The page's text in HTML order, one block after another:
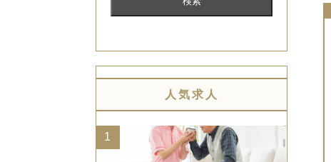
人気求人
1